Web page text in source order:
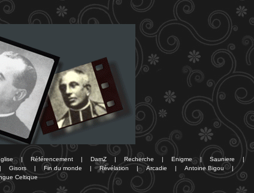
| Référencement | DamZ | Recherche | Enigme | Sauniere
|
| Gisors | Fin du monde | Révélation | Arcadie | Antoine Bigou
|
Celtique